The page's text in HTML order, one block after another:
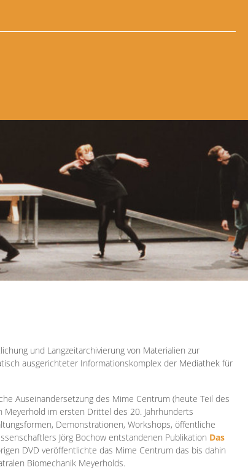
und Langzeitarchivierung von Materialien zur
ausgerichteter Informationskomplex der Mediathek für
Auseinandersetzung des Mime Centrum (heute Teil des
im ersten Drittel des 20. Jahrhunderts
Demonstrationen, Workshops, öffentliche
Jörg Bochow entstandenen Publikation Das
DVD veröffentlichte das Mime Centrum das bis dahin
Biomechanik Meyerholds.